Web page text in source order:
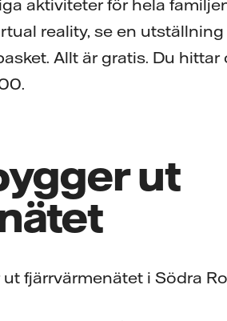
aktiviteter för hela
reality, se en
Allt är gratis. Du hittar
ut
fjärrvärmenätet i Södra